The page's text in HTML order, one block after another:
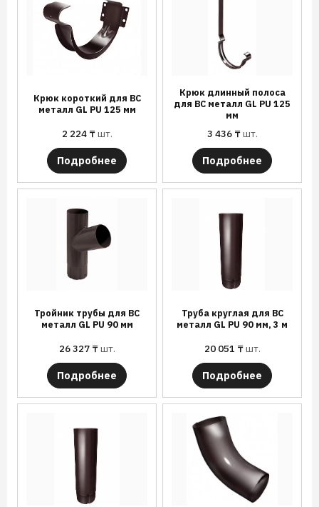
Крюк короткий для ВС
металл GL PU 125 мм
2 224 ₸шт.
Подробнее
Крюк длинный полоса
для ВС металл GL PU 125
мм
3 436 ₸шт.
Подробнее
Тройник трубы для ВС
металл GL PU 90 мм
26 327 ₸шт.
Подробнее
Труба круглая для ВС
металл GL PU 90 мм, 3 м
20 051 ₸шт.
Подробнее